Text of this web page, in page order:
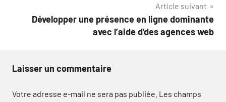
Article suivant
Développer une présence en ligne dominante
avec l’aide d’des agences web
Laisser un commentaire
Votre adresse e-mail ne sera pas publiée. Les champs